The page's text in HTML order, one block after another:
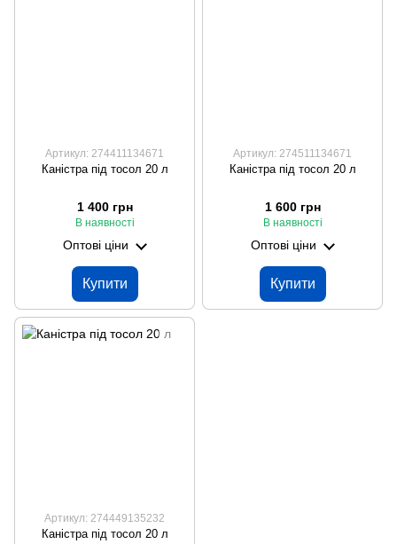
Артикул: 274411134671
Каністра під тосол 20 л
1 400 грн
В наявності
Оптові ціни
Купити
Артикул: 274511134671
Каністра під тосол 20 л
1 600 грн
В наявності
Оптові ціни
Купити
Артикул: 274449135232
Каністра під тосол 20 л